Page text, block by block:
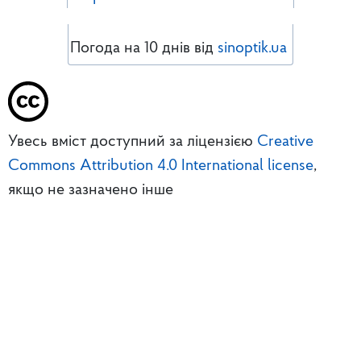
Погода на 10 днів від sinoptik.ua
Увесь вміст доступний за ліцензією Creative
Commons Attribution 4.0 International license,
якщо не зазначено інше